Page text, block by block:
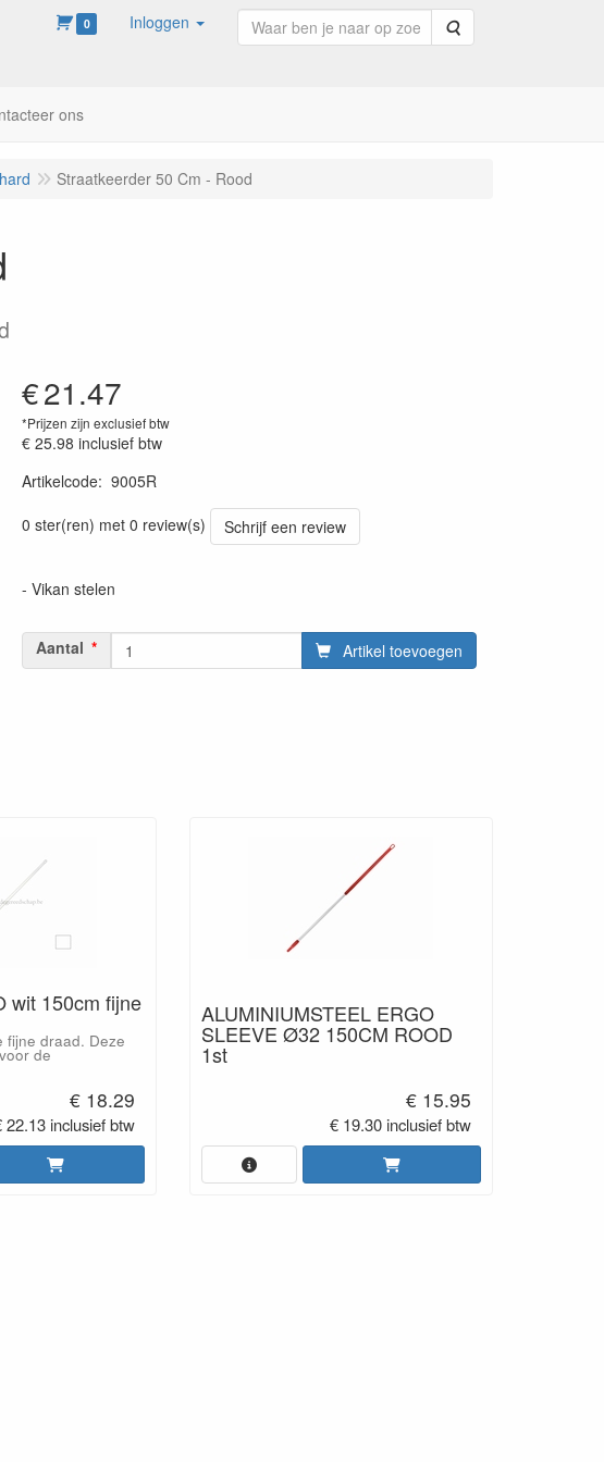
0 Inloggen Zoeken
ons
Straatkeerder 50 Cm - Rood
€21.47
*Prijzen zijn exclusief btw
€ 25.98 inclusief btw
Artikelcode: 9005R
0 ster(ren) met 0 review(s)
Schrijf een review
- Vikan stelen
Aantal Artikel toevoegen
wit 150cm fijne
fijne draad. Deze
de
€ 18.29
22.13 inclusief btw
ALUMINIUMSTEEL ERGO
SLEEVE Ø32 150CM ROOD
1st
€ 15.95
€ 19.30 inclusief btw